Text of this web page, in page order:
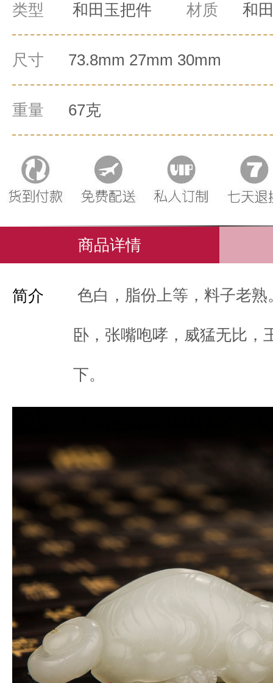
类型 和田玉把件 材质 和
尺寸 73.8mm 27mm 30mm
重量 67克
商品详情
简介 色白，脂份上等，料子老
卧，张嘴咆哮，威猛无比，
下。